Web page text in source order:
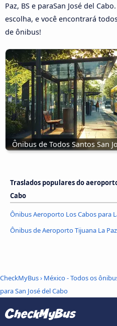
Paz, BS e paraSan José del
escolha, e você encontrará
de ônibus!
Ônibus de Todos Santos San
Traslados populares do
Cabo
Ônibus Aeroporto Los Cabos para
Ônibus de Aeroporto Tijuana La
CheckMyBus› México - Todos os
para San José del Cabo